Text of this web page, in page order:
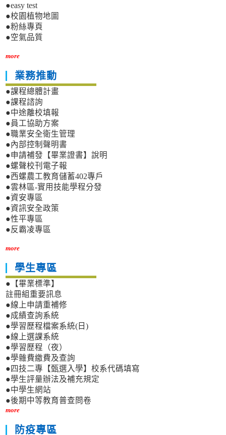
●easy test
●校園植物地圖
●粉絲專頁
●空氣品質
more
業務推動
●課程總體計畫
●課程諮詢
●中途離校填報
●員工協助方案
●職業安全衛生管理
●內部控制聲明書
●申請補發【畢業證書】說明
●螺聲校刊電子報
●西螺農工教育儲蓄402專戶
●雲林區-實用技能學程分發
●資安專區
●資訊安全政策
●性平專區
●反霸凌專區
more
學生專區
●【畢業標準】
註冊組重要訊息
●線上申請重補修
●成績查詢系統
●學習歷程檔案系統(日)
●線上選課系統
●學習歷程（夜）
●學雜費繳費及查詢
●四技二專【甄選入學】校系代碼填寫
●學生評量辦法及補充規定
●中學生網站
●後期中等教育普查問卷
more
防疫專區